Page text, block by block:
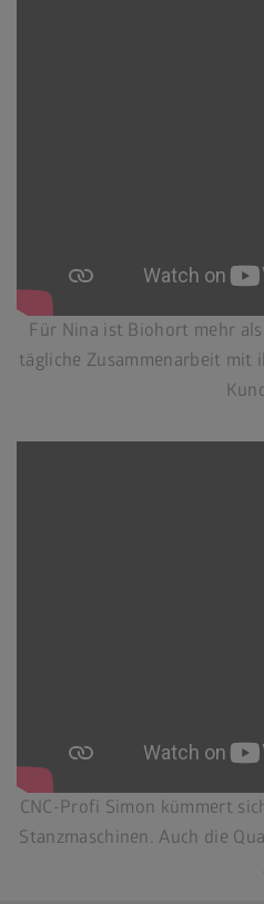
Für Nina ist Biohort mehr
tägliche Zusammenarbeit mit
CNC-Profi Simon kümmert
Stanzmaschinen. Auch die